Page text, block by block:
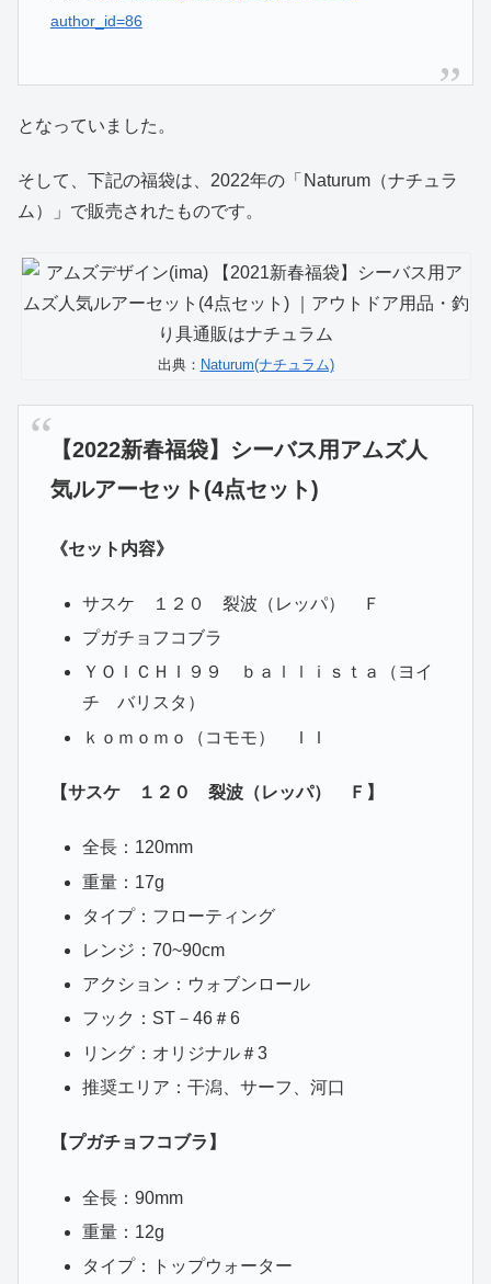
author_id=86
となっていました。
そして、下記の福袋は、2022年の「 Naturum（ナチュラ
ム）」で販売されたものです。
出典： Naturum(ナチュラム)
【2022新春福袋】シーバス用アムズ人
気ルアーセット(4点セット)
《セット内容》
サスケ １２０ 裂波（レッパ） Ｆ
プガチョフコブラ
ＹＯＩＣＨＩ９９ ｂａｌｌｉｓｔａ（ヨイ
チ バリスタ）
ｋｏｍｏｍｏ（コモモ） ＩＩ
【サスケ １２０ 裂波（レッパ） Ｆ】
全長：120mm
重量：17g
タイプ：フローティング
レンジ：70~90cm
アクション：ウォブンロール
フック：ST－46＃6
リング：オリジナル＃3
推奨エリア：干潟、サーフ、河口
【プガチョフコブラ】
全長：90mm
重量：12g
タイプ：トップウォーター